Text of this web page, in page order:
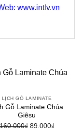
www.intlv.vn
LỊCH GỖ LAMINATE
Gỗ Laminate Chúa
Giêsu
₫ Giá
89.000₫